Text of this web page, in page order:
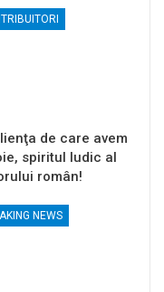
de care avem
spiritul ludic al
român!
NEWS